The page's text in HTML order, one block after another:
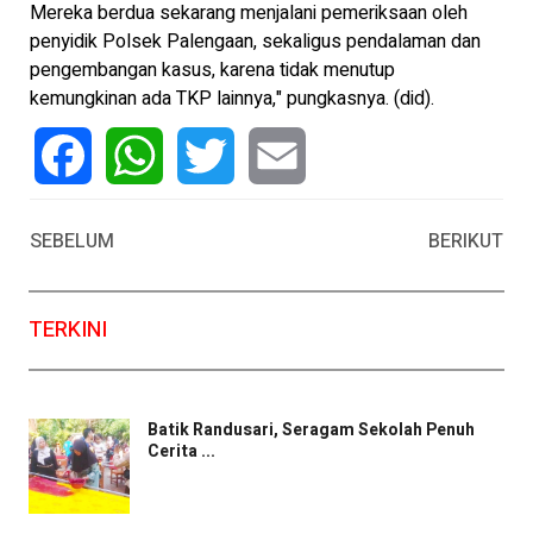
Mereka berdua sekarang menjalani pemeriksaan oleh
penyidik Polsek Palengaan, sekaligus pendalaman dan
pengembangan kasus, karena tidak menutup
kemungkinan ada TKP lainnya," pungkasnya. (did).
SEBELUM
BERIKUT
TERKINI
Batik Randusari, Seragam Sekolah Penuh
Cerita ...